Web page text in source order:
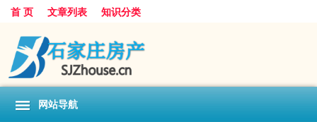
首 页 文章列表 知识分类
网站导航